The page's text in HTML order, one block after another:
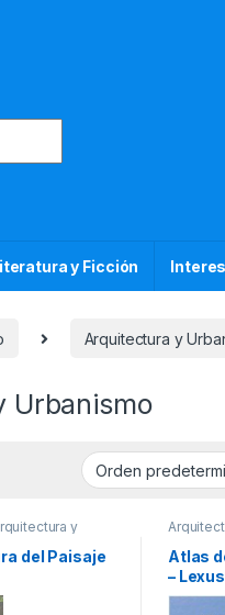
y Ficción
Arquitectura y
Urbanismo
y
,Decoración
,Interes
y
del Paisaje
Ofertas,
Atlas
– Lexus